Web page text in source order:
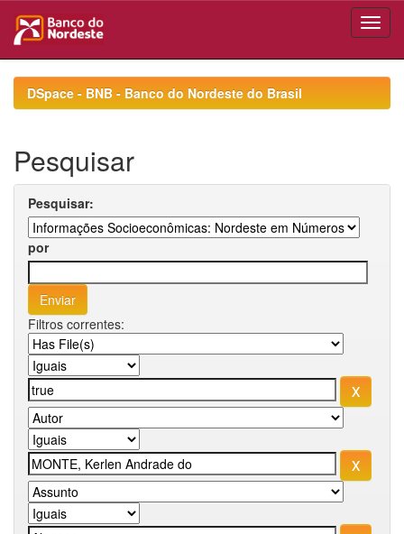
navigationDSpace - BNB - Banco do Nordeste do Brasil
Pesquisar
Pesquisar:
por
Filtros correntes: